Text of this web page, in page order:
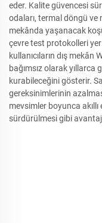
eder. Kalite güvencesi
odaları, termal döngü ve
mekânda yaşanacak
çevre test protokolleri yer
kullanıcıların dış
bağımsız olarak
kurabileceğini gösterir.
gereksinimlerinin
mevsimler boyunca
sürdürülmesi gibi